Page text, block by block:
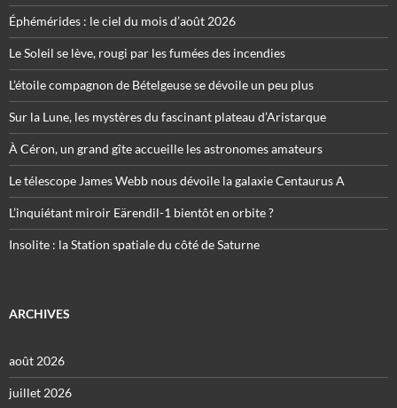
Éphémérides : le ciel du mois d’août 2026
Le Soleil se lève, rougi par les fumées des incendies
L’étoile compagnon de Bételgeuse se dévoile un peu plus
Sur la Lune, les mystères du fascinant plateau d’Aristarque
À Céron, un grand gîte accueille les astronomes amateurs
Le télescope James Webb nous dévoile la galaxie Centaurus A
L’inquiétant miroir Eärendil-1 bientôt en orbite ?
Insolite : la Station spatiale du côté de Saturne
ARCHIVES
août 2026
juillet 2026